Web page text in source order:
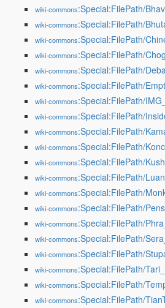
wiki-commons:Special:FilePath/
wiki-commons:Special:FilePath/
wiki-commons:Special:FilePath/
wiki-commons:Special:FilePath/
wiki-commons:Special:FilePath/
wiki-commons:Special:FilePath/
wiki-commons:Special:FilePath/
wiki-commons:Special:FilePath/
wiki-commons:Special:FilePath/
wiki-commons:Special:FilePath/
wiki-commons:Special:FilePath/
wiki-commons:Special:FilePath/
wiki-commons:Special:FilePath/
wiki-commons:Special:FilePath/
wiki-commons:Special:FilePath/
wiki-commons:Special:FilePath/
wiki-commons:Special:FilePath/
wiki-commons:Special:FilePath/
wiki-commons:Special:FilePath/
wiki-commons:Special:FilePath/